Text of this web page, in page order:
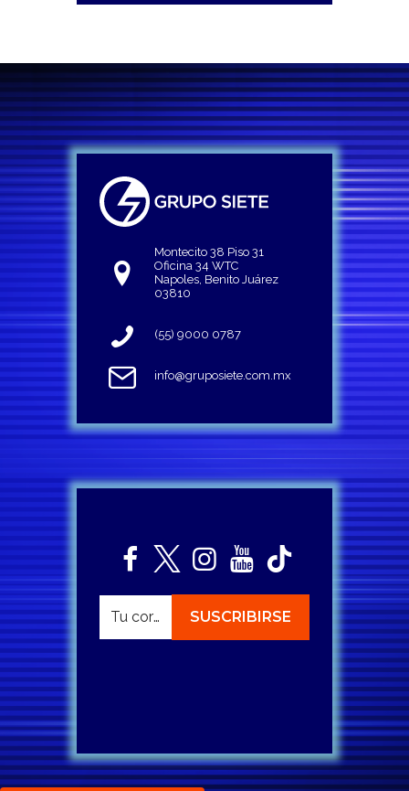
Montecito 38 Piso 31
Oficina 34 WTC
Napoles, Benito Juárez
03810
(55) 9000 0787
info@gruposiete.com.mx